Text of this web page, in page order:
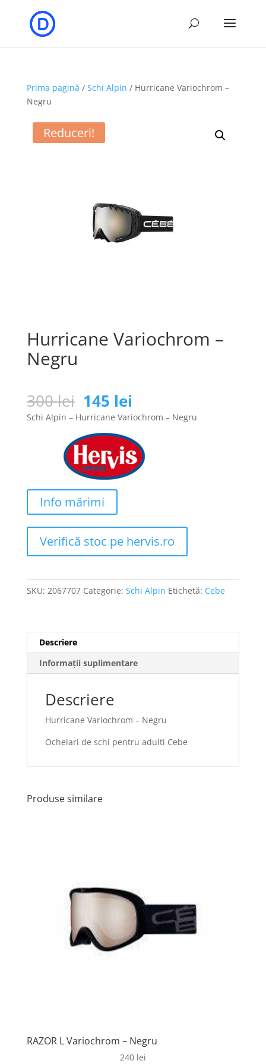
Prima pagină / Schi Alpin / Hurricane Variochrom –
Negru
Reduceri!
Hurricane Variochrom –
Negru
300lei Prețul
inițial
a
fost:
300 lei.
145 lei
curent
este:
145 lei.
Schi Alpin – Hurricane Variochrom – Negru
Info mărimi
Verifică stoc pe hervis.ro
SKU: 2067707 Categorie: Schi Alpin Etichetă: Cebe
Descriere
Informații suplimentare
Descriere
Hurricane Variochrom – Negru
Ochelari de schi pentru adulti Cebe
Produse similare
RAZOR L Variochrom – Negru
240 lei